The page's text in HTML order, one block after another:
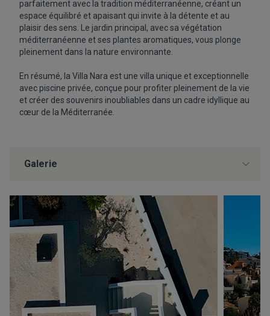
parfaitement avec la tradition méditerranéenne, créant un
espace équilibré et apaisant qui invite à la détente et au
plaisir des sens. Le jardin principal, avec sa végétation
méditerranéenne et ses plantes aromatiques, vous plonge
pleinement dans la nature environnante.
En résumé, la Villa Nara est une villa unique et exceptionnelle
avec piscine privée, conçue pour profiter pleinement de la vie
et créer des souvenirs inoubliables dans un cadre idyllique au
cœur de la Méditerranée.
Galerie